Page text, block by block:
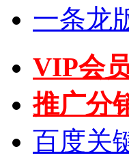
一条龙
VIP会
推广分
百度关